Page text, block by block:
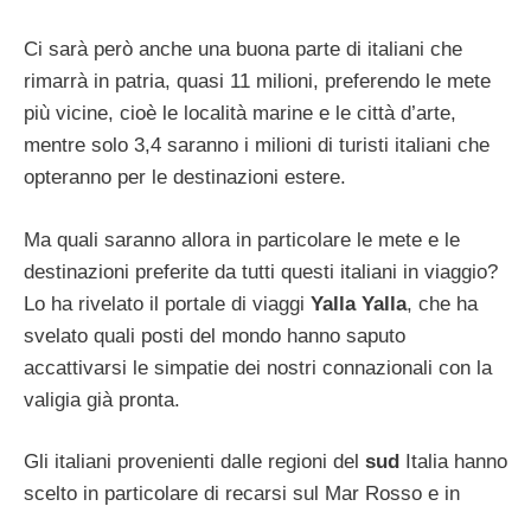
Ci sarà però anche una buona parte di italiani che
rimarrà in patria, quasi 11 milioni, preferendo le mete
più vicine, cioè le località marine e le città d’arte,
mentre solo 3,4 saranno i milioni di turisti italiani che
opteranno per le destinazioni estere.
Ma quali saranno allora in particolare le mete e le
destinazioni preferite da tutti questi italiani in viaggio?
Lo ha rivelato il portale di viaggi Yalla Yalla, che ha
svelato quali posti del mondo hanno saputo
accattivarsi le simpatie dei nostri connazionali con la
valigia già pronta.
Gli italiani provenienti dalle regioni del sud
Italia hanno
scelto in particolare di recarsi sul Mar Rosso e in